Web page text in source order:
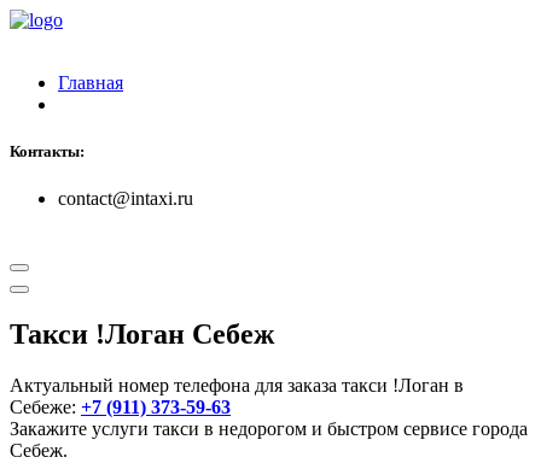
Главная
Контакты:
contact@intaxi.ru
Такси !Логан Себеж
Актуальный номер телефона для заказа такси !Логан в
Себеже: +7 (911) 373-59-63
Закажите услуги такси в недорогом и быстром сервисе города
Себеж.